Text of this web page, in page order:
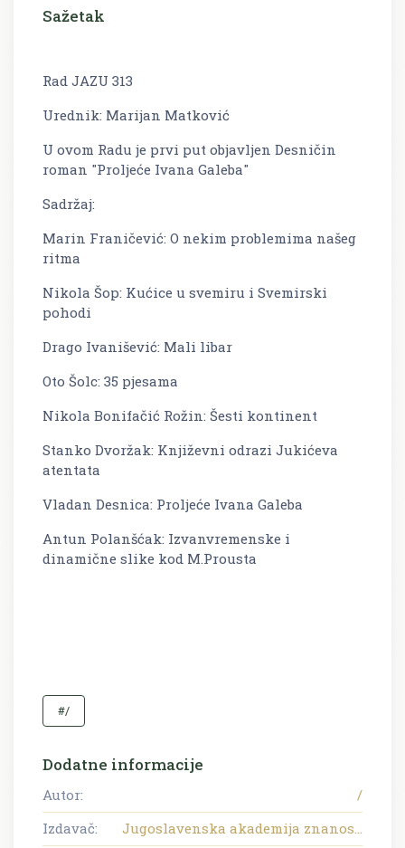
Sažetak
Rad JAZU 313
Urednik: Marijan Matković
U ovom Radu je prvi put objavljen Desničin
roman "Proljeće Ivana Galeba"
Sadržaj:
Marin Franičević: O nekim problemima našeg
ritma
Nikola Šop: Kućice u svemiru i Svemirski
pohodi
Drago Ivanišević: Mali libar
Oto Šolc: 35 pjesama
Nikola Bonifačić Rožin: Šesti kontinent
Stanko Dvoržak: Književni odrazi Jukićeva
atentata
Vladan Desnica: Proljeće Ivana Galeba
Antun Polanšćak: Izvanvremenske i
dinamične slike kod M.Prousta
#/
Dodatne informacije
Autor:
/
Izdavač:
Jugoslavenska akademija znanos...